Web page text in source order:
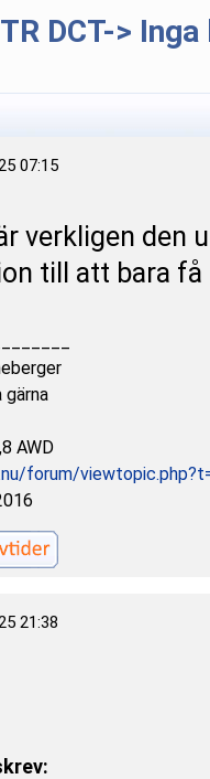
DCT->
07:15
verkligen den
till att bara få
gärna
AWD
forum/
21:38